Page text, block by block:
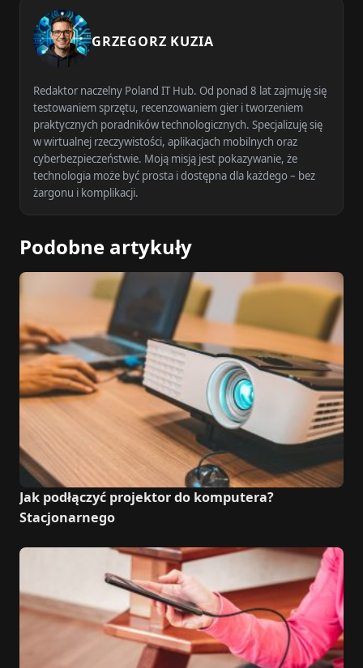
GRZEGORZ KUZIA
Redaktor naczelny Poland IT Hub. Od ponad 8 lat zajmuję się
testowaniem sprzętu, recenzowaniem gier i tworzeniem
praktycznych poradników technologicznych. Specjalizuję się
w wirtualnej rzeczywistości, aplikacjach mobilnych oraz
cyberbezpieczeństwie. Moją misją jest pokazywanie, że
technologia może być prosta i dostępna dla każdego – bez
żargonu i komplikacji.
Podobne artykuły
Jak podłączyć projektor do komputera?
Stacjonarnego